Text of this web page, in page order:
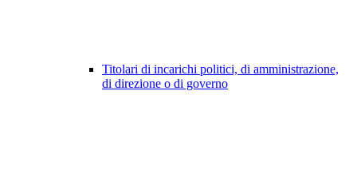
Titolari di incarichi politici, di amministrazione,
di direzione o di governo